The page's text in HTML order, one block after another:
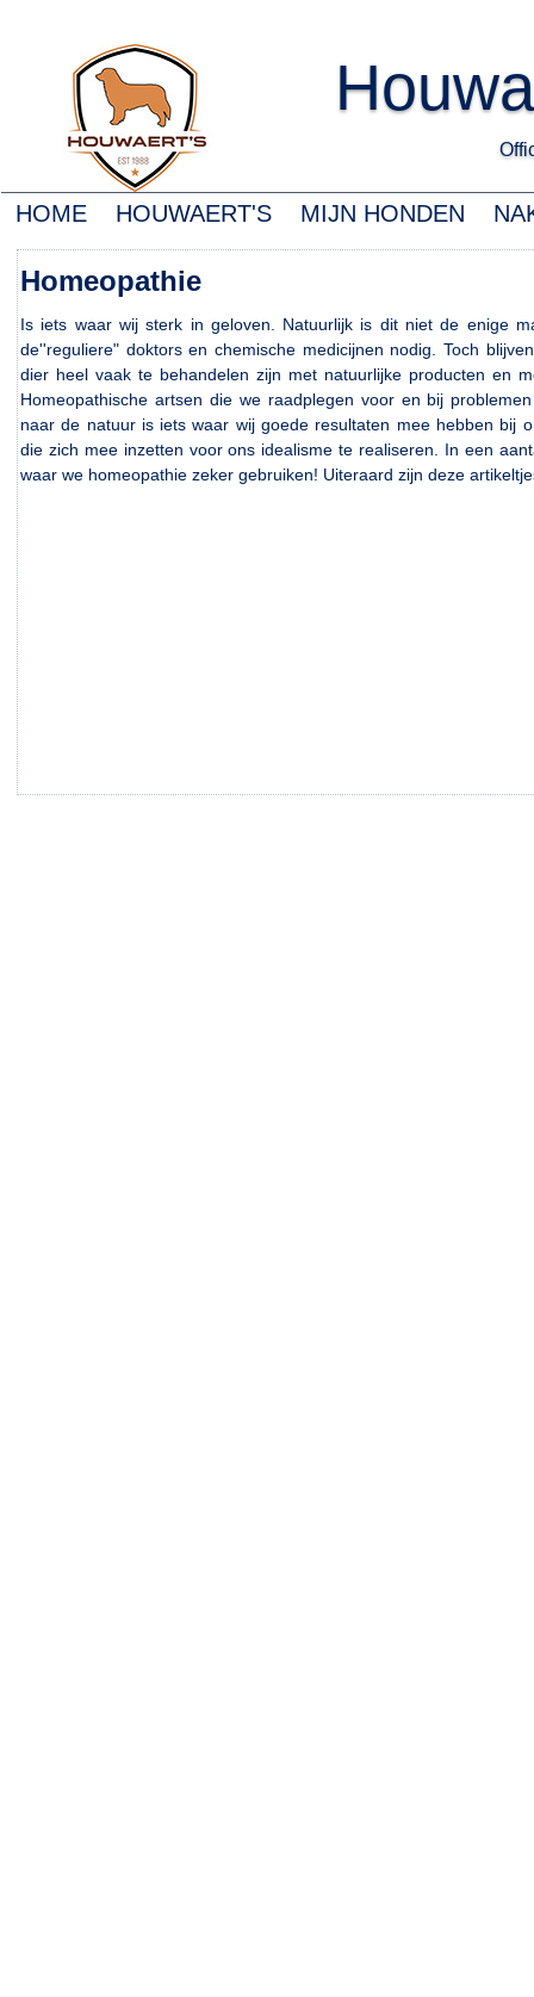
HOME HOUWAERT'S MIJN HONDEN
Homeopathie
Is iets waar wij sterk in geloven. Natuurlijk is dit niet de enige
de''reguliere" doktors en chemische medicijnen nodig. Toch
dier heel vaak te behandelen zijn met natuurlijke producten en
Homeopathische artsen die we raadplegen voor en bij
naar de natuur is iets waar wij goede resultaten mee hebben bij
die zich mee inzetten voor ons idealisme te realiseren. In een
waar we homeopathie zeker gebruiken! Uiteraard zijn deze